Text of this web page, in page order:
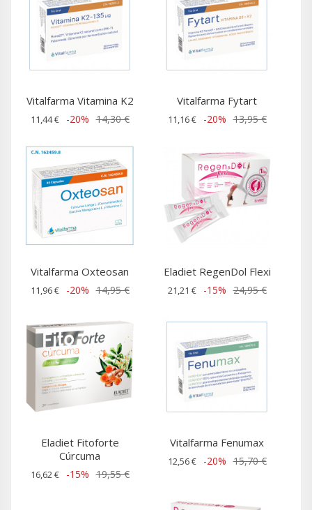
Vitalfarma Vitamina K2
11,44 € -20% 14,30 €
Vitalfarma Fytart
11,16 € -20% 13,95 €
Vitalfarma Oxteosan
11,96 € -20% 14,95 €
Eladiet RegenDol Flexi
21,21 € -15% 24,95 €
Eladiet Fitoforte
Cúrcuma
16,62 € -15% 19,55 €
Vitalfarma Fenumax
12,56 € -20% 15,70 €